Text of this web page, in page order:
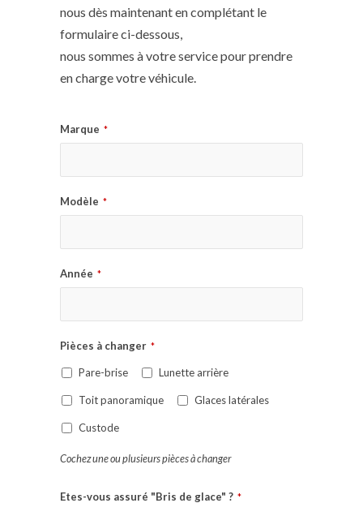
nous dès maintenant en complétant le
formulaire ci-dessous,
nous sommes à votre service pour prendre
en charge votre véhicule.
Marque *
Modèle *
Année *
Pièces à changer *
Pare-brise Lunette arrière
Toit panoramique Glaces latérales
Custode
Cochez une ou plusieurs pièces à changer
Etes-vous assuré "Bris de glace" ? *